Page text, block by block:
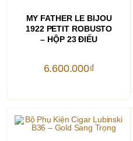
MY FATHER LE BIJOU
1922 PETIT ROBUSTO
– HỘP 23 ĐIẾU
6.600.000₫